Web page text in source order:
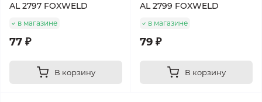
AL 2797 FOXWELD
в магазине
77 ₽
В корзину
AL 2799 FOXWELD
в магазине
79 ₽
В корзину